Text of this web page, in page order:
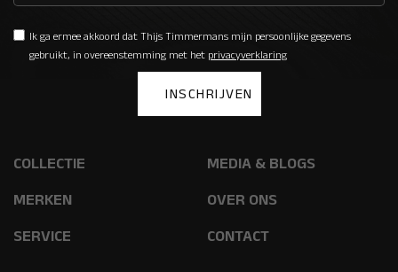
Ik ga ermee akkoord dat Thijs Timmermans mijn persoonlijke gegevens
gebruikt, in overeenstemming met het privacyverklaring
COLLECTIE
MERKEN
SERVICE
MEDIA & BLOGS
OVER ONS
CONTACT